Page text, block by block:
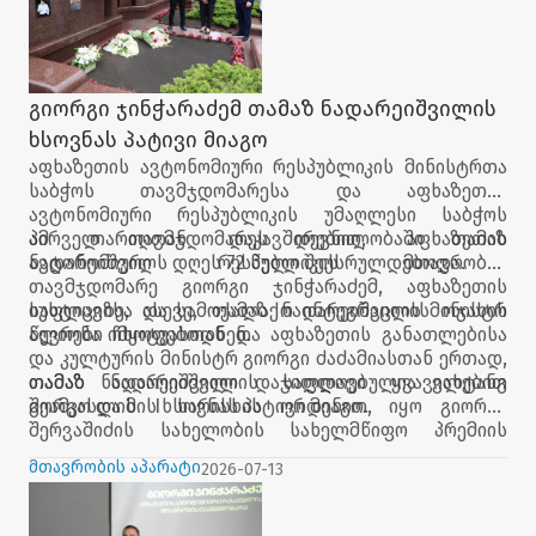
გიორგი ჯინჭარაძემ თამაზ ნადარეიშვილის
ხსოვნას პატივი მიაგო
აფხაზეთის ავტონომიური რესპუბლიკის მინისტრთა
საბჭოს თავმჯდომარესა და აფხაზეთის
ავტონომიური რესპუბლიკის უმაღლესი საბჭოს
პირველ თავმჯდომარეს დევნილობაში თამაზ
ნადარეიშვილს დღეს 72 წელი შეუსრულდებოდა.
ამ თარიღთან დაკავშირებით, აფხაზეთის
ავტონომიური რესპუბლიკის მთავრობის
თავმჯდომარე გიორგი ჯინჭარაძემ, აფხაზეთის
იუსტიციისა და სამოქალაქო ინტეგრაციის მინისტრ
ალიონა ჩხოტუასთან და აფხაზეთის განათლებისა
და კულტურის მინისტრ გიორგი ძაძამიასთან ერთად,
თამაზ ნადარეიშვილის საფლავი ყვავილებით
შეამკო და მის ხსოვნას პატივი მიაგო.
საფლავზე, ასევე, თამაზ ნადარეიშვილის ოჯახის
წევრები იმყოფებოდნენ.
თამაზ ნადარეიშვილი დაჯილდოებულია ვახტანგ
გორგასლის I ხარისხის ორდენით, იყო გიორგი
შერვაშიძის სახელობის სახელმწიფო პრემიის
ლაურეატი.
მთავრობის აპარატი2026-07-13